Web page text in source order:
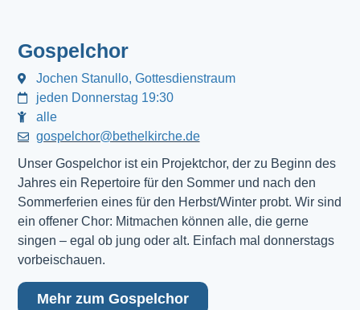
Gospelchor
Jochen Stanullo, Gottesdienstraum
jeden Donnerstag 19:30
alle
gospelchor@bethelkirche.de
Unser Gospelchor ist ein Projektchor, der zu Beginn des
Jahres ein Repertoire für den Sommer und nach den
Sommerferien eines für den Herbst/Winter probt. Wir sind
ein offener Chor: Mitmachen können alle, die gerne
singen – egal ob jung oder alt. Einfach mal donnerstags
vorbeischauen.
Mehr zum Gospelchor